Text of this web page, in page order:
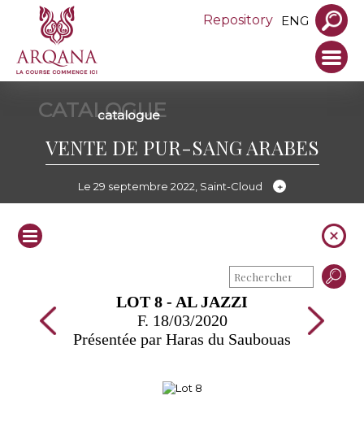
Repository ENG
CATALOGUE
catalogue
VENTE DE PUR-SANG ARABES
Le 29 septembre 2022, Saint-Cloud
LOT 8 - AL JAZZI
F. 18/03/2020
Présentée par Haras du Saubouas